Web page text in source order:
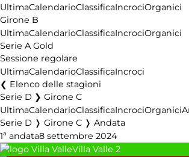
UltimaCalendarioClassificaIncrociOrganici
Girone B
UltimaCalendarioClassificaIncrociOrganici
Serie A Gold
Sessione regolare
UltimaCalendarioClassificaIncroci
Elenco delle stagioni
Serie D ❯ Girone C
UltimaCalendarioClassificaIncrociOrganici
Serie D ❭ Girone C ❭ Andata
1ª andata8 settembre 2024
Villa Valle 2